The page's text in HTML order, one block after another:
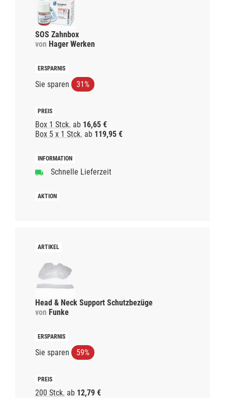
SOS Zahnbox
von Hager Werken
Sie sparen 31%
Box 1 Stck. ab 16,65 €
Box 5 x 1 Stck. ab 119,95 €
Schnelle Lieferzeit
Head & Neck Support Schutzbezüge
von Funke
Sie sparen 59%
200 Stck. ab 12,79 €